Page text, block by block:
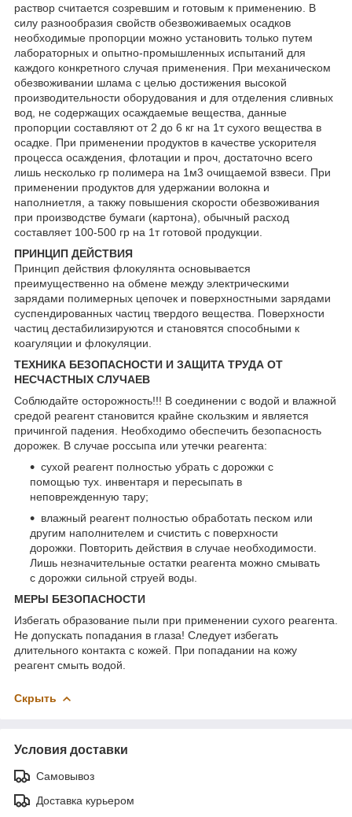
раствор считается созревшим и готовым к применению. В
силу разнообразия свойств обезвоживаемых осадков
необходимые пропорции можно установить только путем
лабораторных и опытно-промышленных испытаний для
каждого конкретного случая применения. При механическом
обезвоживании шлама с целью достижения высокой
производительности оборудования и для отделения сливных
вод, не содержащих осаждаемые вещества, данные
пропорции составляют от 2 до 6 кг на 1т сухого вещества в
осадке. При применении продуктов в качестве ускорителя
процесса осаждения, флотации и проч, достаточно всего
лишь несколько гр полимера на 1м3 очищаемой взвеси. При
применении продуктов для удержании волокна и
наполниетля, а такжу повышения скорости обезвоживания
при производстве бумаги (картона), обычный расход
составляет 100-500 гр на 1т готовой продукции.
ПРИНЦИП ДЕЙСТВИЯ
Принцип действия флокулянта основывается
преимущественно на обмене между электрическими
зарядами полимерных цепочек и поверхностными зарядами
суспендированных частиц твердого вещества. Поверхности
частиц дестабилизируются и становятся способными к
коагуляции и флокуляции.
ТЕХНИКА БЕЗОПАСНОСТИ И ЗАЩИТА ТРУДА ОТ
НЕСЧАСТНЫХ СЛУЧАЕВ
Соблюдайте осторожность!!! В соединении с водой и влажной
средой реагент становится крайне скользким и является
причингой падения. Необходимо обеспечить безопасность
дорожек. В случае россыпа или утечки реагента:
сухой реагент полностью убрать с дорожки с
помощью тух. инвентаря и пересыпать в
неповрежденную тару;
влажный реагент полностью обработать песком или
другим наполнителем и счистить с поверхности
дорожки. Повторить действия в случае необходимости.
Лишь незначительные остатки реагента можно смывать
с дорожки сильной струей воды.
МЕРЫ БЕЗОПАСНОСТИ
Избегать образование пыли при применении сухого реагента.
Не допускать попадания в глаза! Следует избегать
длительного контакта с кожей. При попадании на кожу
реагент смыть водой.
Скрыть
Условия доставки
Самовывоз
Доставка курьером